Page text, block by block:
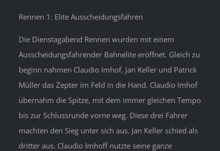
Rennen 1: Elite Ausscheidungsfahren
Die Dienstagabend Rennen wurden mit einem
Ausscheidungsfahrender Bahnelite eröffnet. Gleich zu
beginn nahmen Claudio Imhof, Jan Keller und Patrick
Müller das Zepter im Feld in die Hand. Claudio Imhof
übernahm die Spitze, mit dem immer gleichen Tempo
bis zur Schlussrunde vorne weg. Diese drei Fahrer
machten den Sieg unter sich aus. Jan Keller schied als
dritter aus. Claudio Imhoff nutzte seine ganze